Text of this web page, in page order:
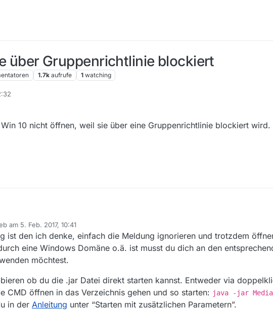
über Gruppenrichtlinie blockiert
1.7k aufrufe 1 watching
10 nicht öffnen, weil sie über eine Gruppenrichtlinie blockiert wird.
unter Win 10 nicht öffnen, weil sie über eine Gruppenrichtlinie blockiert wird.
am 5. Feb. 2017, 10:41
editiert von
ist den ich denke, einfach die Meldung ignorieren und trotzdem
eine Windows Domäne o.ä. ist musst du dich an den
möchtest.
ob du die .jar Datei direkt starten kannst. Entweder via
CMD öffnen in das Verzeichnis gehen und so starten: java -jar
in der Anleitung unter “Starten mit zusätzlichen Parametern”.